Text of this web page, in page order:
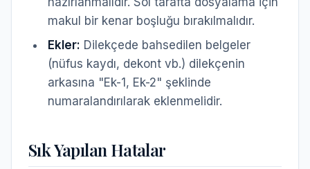
makul bir kenar boşluğu bırakılmalıdır.
Ekler: Dilekçede bahsedilen belgeler
(nüfus kaydı, dekont vb.) dilekçenin
arkasına "Ek-1, Ek-2" şeklinde
numaralandırılarak eklenmelidir.
Sık Yapılan Hatalar